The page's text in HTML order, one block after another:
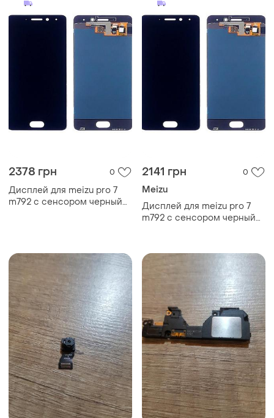
2378 грн 0
Дисплей для meizu pro 7
m792 с сенсором черный
2141 грн 0
Meizu
Дисплей для meizu pro 7
m792 с сенсором черный